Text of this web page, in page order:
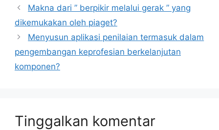
Makna dari ” berpikir melalui gerak ” yang
dikemukakan oleh piaget?
Menyusun aplikasi penilaian termasuk dalam
pengembangan keprofesian berkelanjutan
komponen?
Tinggalkan komentar